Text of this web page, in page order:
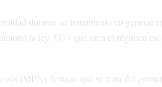
durante su tratamiento en
la ley 3374 que crea el régimen
(MPN) destacó que se trata del